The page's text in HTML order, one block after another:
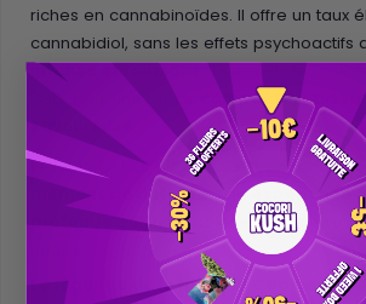
riches en cannabinoïdes. Il offre un taux
cannabidiol, sans les effets psychoactifs
intense et relaxant, il permet de
CBD sous une forme
compacte,
Le Hash Gelatti CBD est idéal pour ceux
moment de détente, uneexpérience
profondeou un complément à une
La légende de la marque Cookies